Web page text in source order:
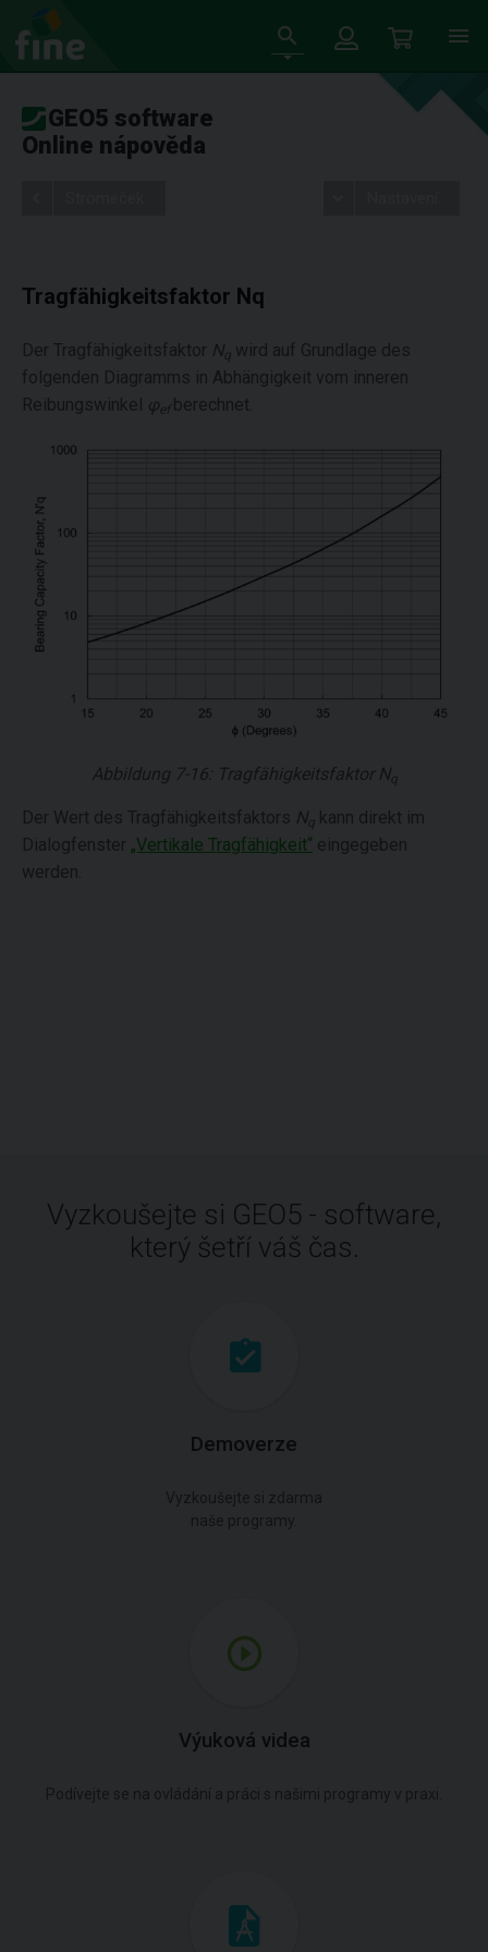
GEO5 software
Online nápověda
Tragfähigkeitsfaktor Nq
Der Tragfähigkeitsfaktor Nq wird auf Grundlage des
folgenden Diagramms in Abhängigkeit vom inneren
Reibungswinkel φef berechnet.
Abbildung 7-16: Tragfähigkeitsfaktor Nq
Der Wert des Tragfähigkeitsfaktors N q kann direkt im
Dialogfenster „Vertikale Tragfähigkeit“ eingegeben
werden.
Vyzkoušejte si GEO5 - software,
který šetří váš čas.
Demoverze
Výuková videa